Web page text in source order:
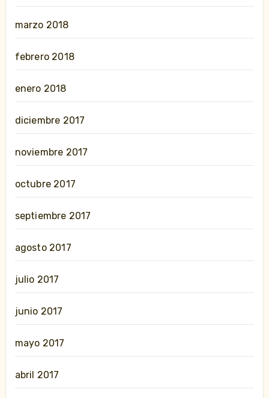
marzo 2018
febrero 2018
enero 2018
diciembre 2017
noviembre 2017
octubre 2017
septiembre 2017
agosto 2017
julio 2017
junio 2017
mayo 2017
abril 2017